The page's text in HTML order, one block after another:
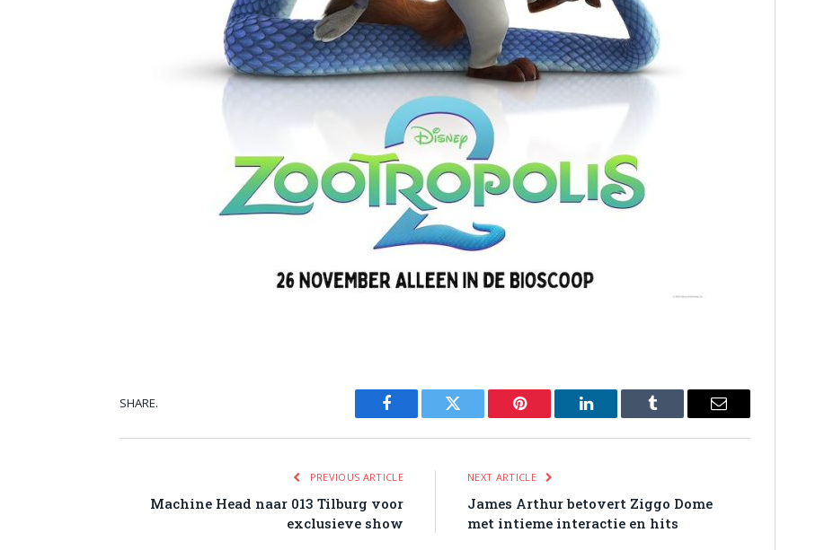
SHARE.
Facebook Twitter Pinterest LinkedIn Tumblr Email
PREVIOUS ARTICLE
Machine Head naar 013 Tilburg voor
exclusieve show
NEXT ARTICLE
James Arthur betovert Ziggo Dome
met intieme interactie en hits